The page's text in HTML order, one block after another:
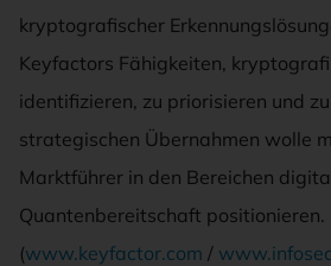
kryptografischer
Keyfactors Fähigkeiten,
identifizieren, zu priorisieren und
strategischen Übernahmen wolle
Marktführer in den Bereichen
Quantenbereitschaft positionieren.
(www.keyfactor.com /